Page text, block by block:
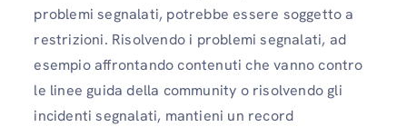
problemi segnalati, potrebbe essere soggetto a
restrizioni. Risolvendo i problemi segnalati, ad
esempio affrontando contenuti che vanno contro
le linee guida della community o risolvendo gli
incidenti segnalati, mantieni un record